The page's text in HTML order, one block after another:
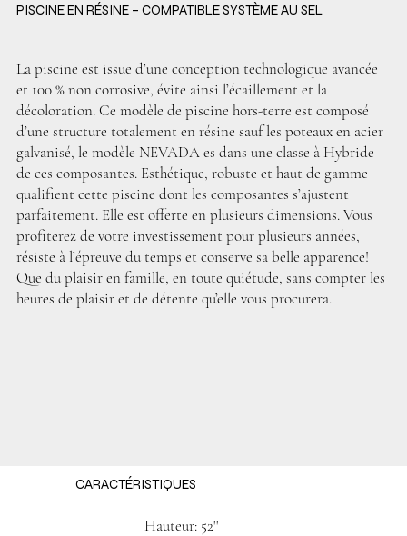
PISCINE EN RÉSINE – COMPATIBLE SYSTÈME AU SEL
La piscine est issue d’une conception technologique avancée
et 100 % non corrosive, évite ainsi l’écaillement et la
décoloration. Ce modèle de piscine hors-terre est composé
d’une structure totalement en résine sauf les poteaux en acier
galvanisé, le modèle NEVADA es dans une classe à Hybride
de ces composantes. Esthétique, robuste et haut de gamme
qualifient cette piscine dont les composantes s’ajustent
parfaitement. Elle est offerte en plusieurs dimensions. Vous
profiterez de votre investissement pour plusieurs années,
résiste à l’épreuve du temps et conserve sa belle apparence!
Que du plaisir en famille, en toute quiétude, sans compter les
heures de plaisir et de détente qu’elle vous procurera.
CARACTÉRISTIQUES
Hauteur: 52''